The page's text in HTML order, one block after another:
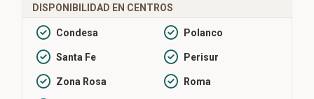
DISPONIBILIDAD EN CENTROS
Condesa Polanco
Santa Fe Perisur
Zona Rosa Roma